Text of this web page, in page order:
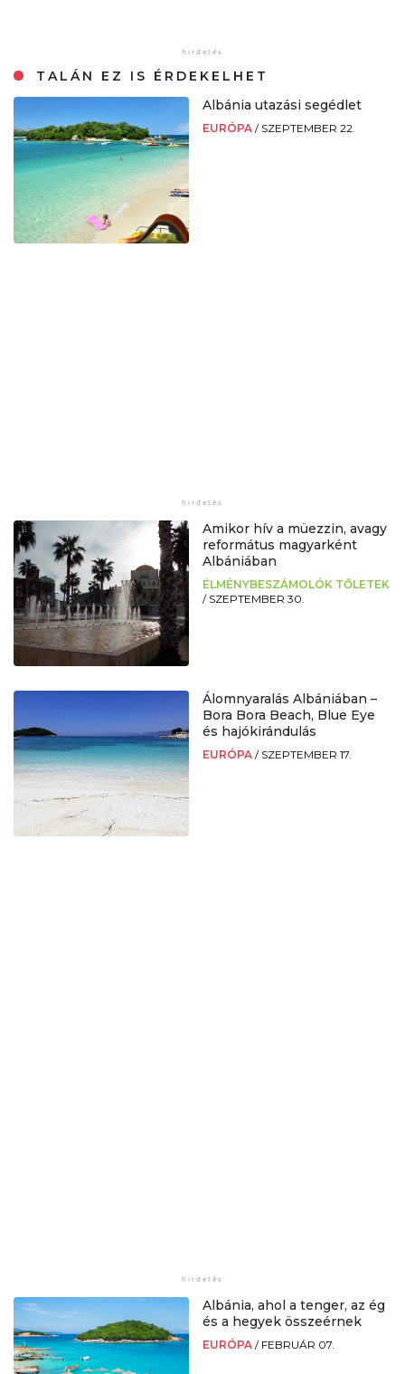
TALÁN EZ IS ÉRDEKELHET
Albánia utazási segédlet
EURÓPA / SZEPTEMBER 22.
Amikor hív a müezzin, avagy
református magyarként
Albániában
ÉLMÉNYBESZÁMOLÓK TŐLETEK
/ SZEPTEMBER 30.
Álomnyaralás Albániában –
Bora Bora Beach, Blue Eye
és hajókirándulás
EURÓPA / SZEPTEMBER 17.
Albánia, ahol a tenger, az ég
és a hegyek összeérnek
EURÓPA / FEBRUÁR 07.